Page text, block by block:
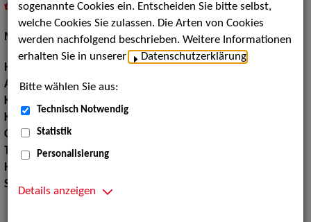
als PDF speichern
inMeine Merklistelegen
Models / Werbung:Fotomodell
Haarfarbe:
Augenfarbe:braun
Körpergröße:
Konfektionsgröße:
48 50 98
Oberweite:98
Taille:
93
Hüfte:
Schuhgröße:
47
sogenannte Cookies ein. Entscheiden Sie bitte selbst,
welche Cookies Sie zulassen. Die Arten von Cookies
werden nachfolgend beschrieben. Weitere Informationen
erhalten Sie in unserer
Datenschutzerklärung
Bitte wählen Sie aus:
Technisch Notwendig
Statistik
Personalisierung
Details anzeigen